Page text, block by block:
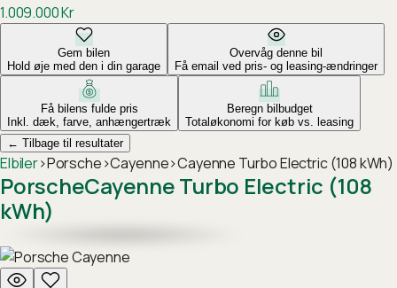
1.009.000Kr
Gem bilen
Hold øje med den i din garage
Overvåg denne bil
Få email ved pris- og leasing-ændringer
Få bilens fulde pris
Inkl. dæk, farve, anhængertræk
Beregn bilbudget
Totaløkonomi for køb vs. leasing
← Tilbage til resultater
Elbiler›Porsche›Cayenne›Cayenne Turbo Electric (108 kWh)
PorscheCayenne Turbo Electric (108
kWh)